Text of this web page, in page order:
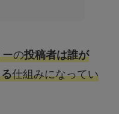
ーの投稿者は誰が
仕組みになってい